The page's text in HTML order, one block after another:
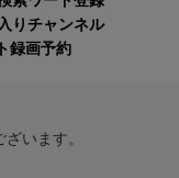
りチャンネル
録画予約
います。